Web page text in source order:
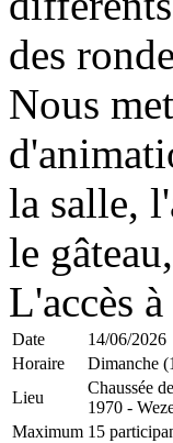
des
Nous
la salle,
le
L'accès
Date
14/06/2026
Horaire
Dimanche
Lieu
Chaussée
1970 -
Maximum 15